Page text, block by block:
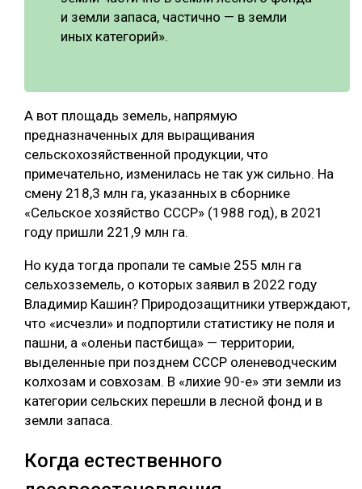
и земли запаса, частично — в земли
иных категорий».
А вот площадь земель, напрямую
предназначенных для выращивания
сельскохозяйственной продукции, что
примечательно, изменилась не так уж сильно. На
смену 218,3 млн га, указанных в сборнике
«Сельское хозяйство СССР» (1988 год), в 2021
году пришли 221,9 млн га.
Но куда тогда пропали те самые 255 млн га
сельхозземель, о которых заявил в 2022 году
Владимир Кашин? Природозащитники утверждают,
что «исчезли» и подпортили статистику не поля и
пашни, а «оленьи пастбища» — территории,
выделенные при позднем СССР оленеводческим
колхозам и совхозам. В «лихие 90-е» эти земли из
категории сельских перешли в лесной фонд и в
земли запаса.
Когда естественного